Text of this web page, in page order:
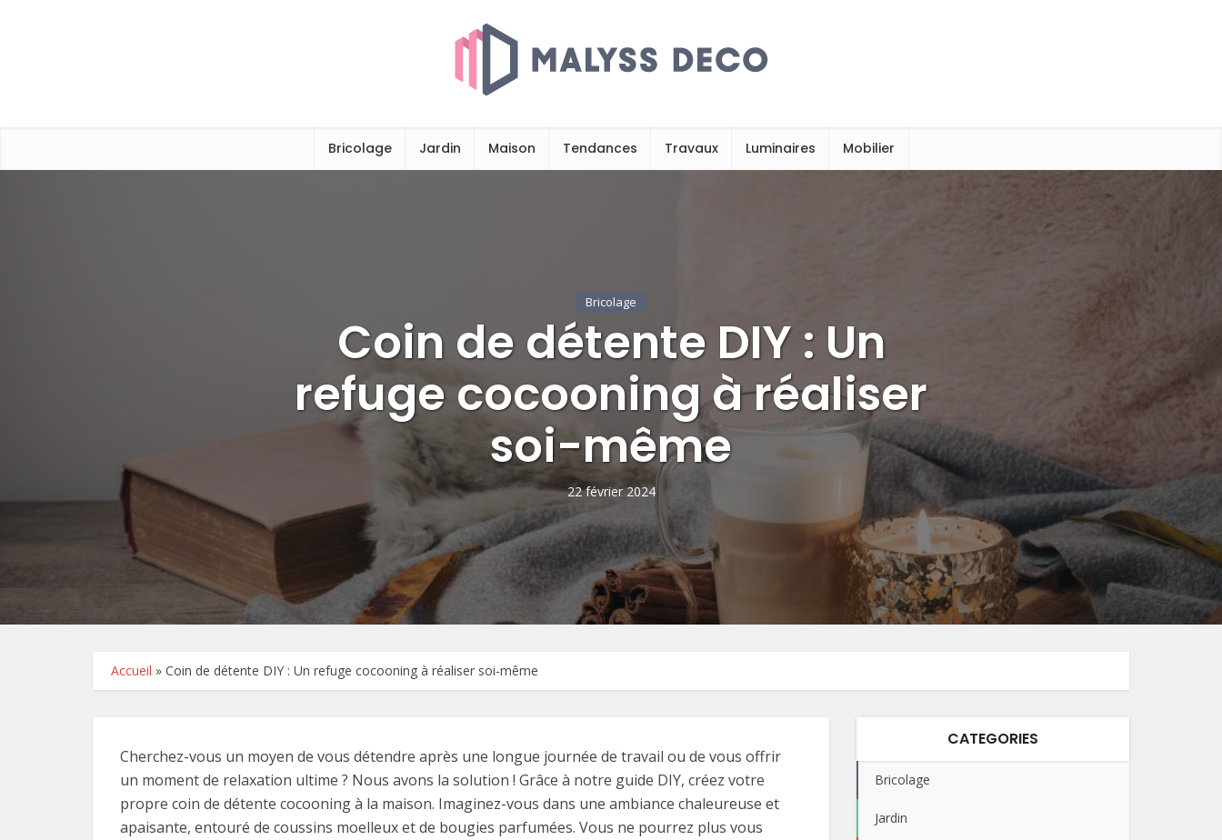
Bricolage Jardin Maison Tendances Travaux Luminaires Mobilier
Bricolage
Coin de détente DIY : Un
refuge cocooning à réaliser
soi-même
22 février 2024
Accueil » Coin de détente DIY : Un refuge cocooning à réaliser soi-même
Cherchez-vous un moyen de vous détendre après une longue journée de travail ou de vous offrir
un moment de relaxation ultime ? Nous avons la solution ! Grâce à notre guide DIY, créez votre
propre coin de détente cocooning à la maison. Imaginez-vous dans une ambiance chaleureuse et
apaisante, entouré de coussins moelleux et de bougies parfumées. Vous ne pourrez plus vous
CATEGORIES
Bricolage
Jardin